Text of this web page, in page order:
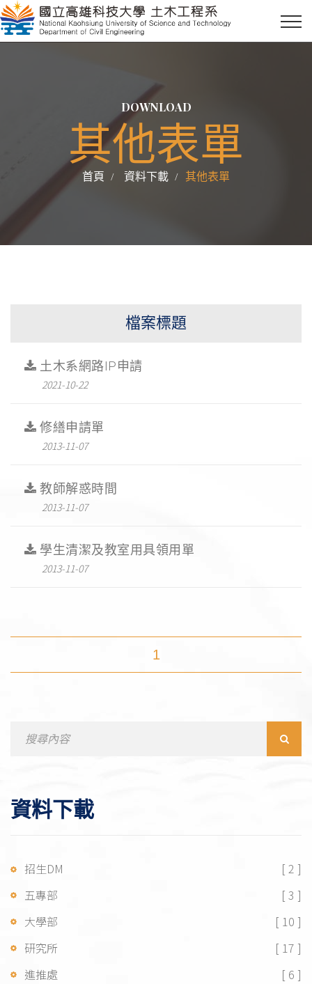
DOWNLOAD
其他表單
首頁 資料下載 其他表單
檔案標題
土木系網路IP申請
2021-10-22
修繕申請單
2013-11-07
教師解惑時間
2013-11-07
學生清潔及教室用具領用單
2013-11-07
1
資料下載
招生DM
[ 2 ]
五專部
[ 3 ]
大學部
[ 10 ]
研究所
[ 17 ]
進推處
[ 6 ]